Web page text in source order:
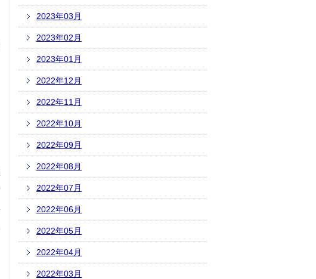
2023年03月
2023年02月
2023年01月
2022年12月
2022年11月
2022年10月
2022年09月
2022年08月
2022年07月
2022年06月
2022年05月
2022年04月
2022年03月